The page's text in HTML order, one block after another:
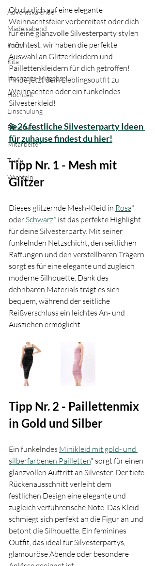
Adventskalender
Mädelsabend
Party
Kita
Hochzeits-Mitgebsel
Hochzeit
Einschulung
Babyparty
Mitarbeiter
Taufe
Wichteln
Ob du dich auf eine elegante
Weihnachtsfeier vorbereitest oder dich
für eine glanzvolle Silvesterparty stylen
möchtest, wir haben die perfekte
Auswahl an Glitzerkleidern und
Paillettenkleidern für dich getroffen!
Finde jetzt dein Lieblingsoutfit zu
Weihnachten oder ein funkelndes
Silvesterkleid!
💫26 festliche Silvesterparty Ideen
für zuhause findest du hier!
Tipp Nr. 1 - Mesh mit
Glitzer
Dieses glitzernde Mesh-Kleid in Rosa*
oder Schwarz* ist das perfekte Highlight
für deine Silvesterparty. Mit seiner
funkelnden Netzschicht, den seitlichen
Raffungen und den verstellbaren Trägern
sorgt es für eine elegante und zugleich
moderne Silhouette. Dank des
dehnbaren Materials trägt es sich
bequem, während der seitliche
Reißverschluss ein leichtes An- und
Ausziehen ermöglicht.
Tipp Nr. 2 - Paillettenmix
in Gold und Silber
Ein funkelndes Minikleid mit gold- und
silberfarbenen Pailletten* sorgt für einen
glanzvollen Auftritt an Silvester. Der tiefe
Rückenausschnitt verleiht dem
festlichen Design eine elegante und
zugleich verführerische Note. Das Kleid
schmiegt sich perfekt an die Figur an und
betont die Silhouette. Ein feminines
Outfit, das ideal für Silvesterpartys,
glamouröse Abende oder besondere